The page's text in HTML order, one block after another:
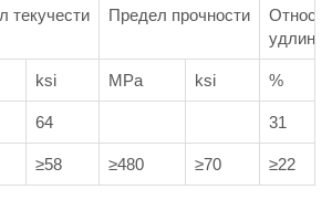
текучести Предел прочности
ksi MPa ksi %
64 31
≥58 ≥480 ≥70 ≥22